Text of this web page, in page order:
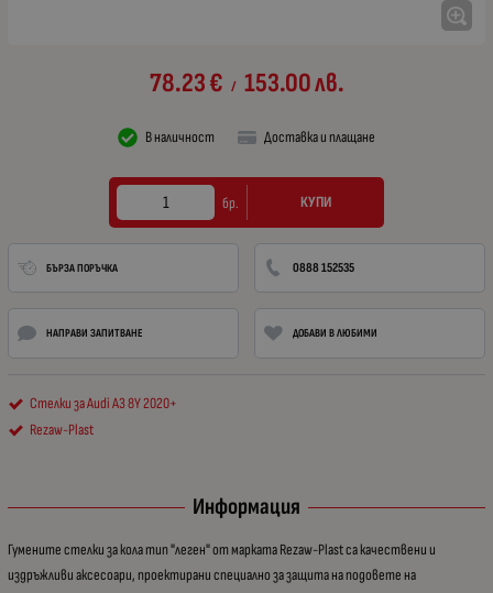
78.23€ / 153.00лв.
В наличност Доставка и плащане
бр. КУПИ
БЪРЗА ПОРЪЧКА 0888 152535
НАПРАВИ ЗАПИТВАНЕ ДОБАВИ В ЛЮБИМИ
Стелки за Audi A3 8Y 2020+
Rezaw-Plast
Информация
Гумените стелки за кола тип "леген" от марката Rezaw-Plast са качествени и
издръжливи аксесоари, проектирани специално за защита на подовете на